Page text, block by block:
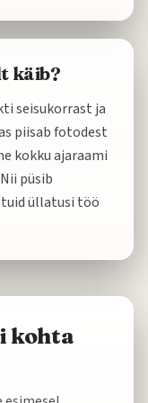
käib?
seisukorrast ja
piisab fotodest
kokku ajaraami
püsib
üllatusi töö
kohta